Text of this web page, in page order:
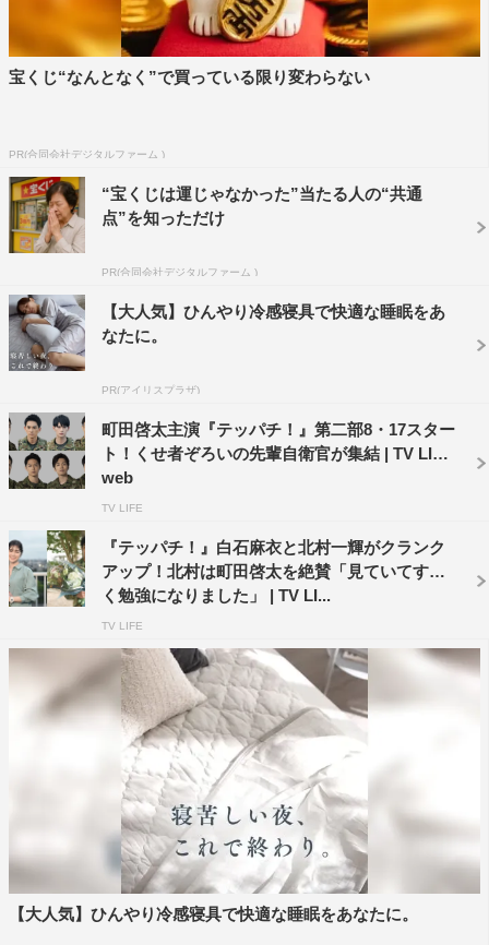
見てほしい」とアピールする。
すると、立ち上がった北村は、「本日はお忙しい中、あり
笑。
「役作りについては、一生懸命に刈り上げを、ツーブロッ
クをやりました。勇気がいりましたね…」とユニークな回
答もしつつ、「若い子がたくさん出ている群像劇で、自分
がどうこうするよりも全体でどう見せるかが大事になって
くると思うので、みんなにいいトスを上げられたら。それ
ぞれが個性を出せるように、いい環境を作りたい」と心境
を明かした。
また、本作は実際の駐屯地で撮影が行われているのも見ど
ころのひとつ。町田も、「圧巻です。ついキョロキョロし
てしまうくらい。駐屯地内で撮影させていただいているの
で、映像が“本物”ですし、それだけで見ごたえがありま
す」と。
続けて「自衛隊の皆さんに会った時に、家族のような一体
とりを見ている関係性が本当にすてきだなと思ったので、
そういう空気感を僕たちも出していけるようになったら」
と意気込みをのぞかせる。
いっぽう、北村は「被災地などで自衛隊の方々が活躍され
ている姿を見ますが、そこに何日もいるとなった時に、寝
る場所がないわけですよね。そういう時に、平たい地面を
見つけたら“すごくいい場所を見つけた”ってそこで寝るそ
うなんです。それを当たり前にやれるようになるまでに、
宝くじ“なんとなく”で買っている限り変わらない
PR(合同会社デジタルファーム )
“宝くじは運じゃなかった”当たる人の“共通
点”を知っただけ
PR(合同会社デジタルファーム )
【大人気】ひんやり冷感寝具で快適な睡眠をあ
なたに。
PR(アイリスプラザ)
町田啓太主演『テッパチ！』第二部8・17スター
ト！くせ者ぞろいの先輩自衛官が集結 | TV LIFE
web
TV LIFE
『テッパチ！』白石麻衣と北村一輝がクランク
アップ！北村は町田啓太を絶賛「見ていてすご
く勉強になりました」 | TV LI...
TV LIFE
【大人気】ひんやり冷感寝具で快適な睡眠をあなたに。